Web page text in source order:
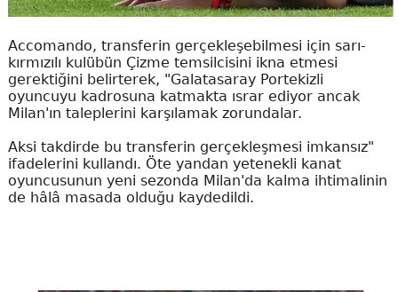
Accomando, transferin gerçekleşebilmesi için sarı-
kırmızılı kulübün Çizme temsilcisini ikna etmesi
gerektiğini belirterek, "Galatasaray Portekizli
oyuncuyu kadrosuna katmakta ısrar ediyor ancak
Milan'ın taleplerini karşılamak zorundalar.
Aksi takdirde bu transferin gerçekleşmesi imkansız"
ifadelerini kullandı. Öte yandan yetenekli kanat
oyuncusunun yeni sezonda Milan'da kalma ihtimalinin
de hâlâ masada olduğu kaydedildi.